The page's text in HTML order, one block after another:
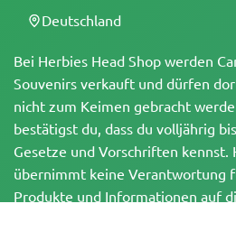
Bei Herbies Head Shop werden
Souvenirs verkauft und dürfen
nicht zum Keimen gebracht
bestätigst du, dass du volljährig
Gesetze und Vorschriften kennst.
übernimmt keine Verantwortung
Produkte und Informationen auf
Deutschland